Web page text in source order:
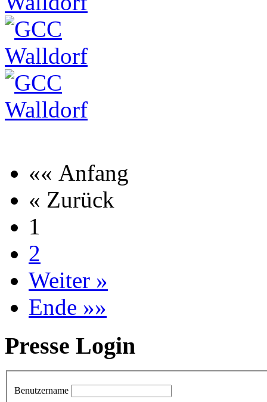
«« Anfang
« Zurück
1
2
Weiter »
Ende »»
Presse Login
Benutzername